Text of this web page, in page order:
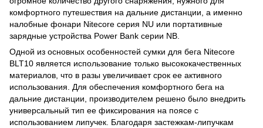
комфортного путешествия на дальние дистанции, а именно
налобные фонари Nitecore серия NU или портативные
зарядные устройства Power Bank серии NB.
Одной из основных особенностей сумки для бега Nitecore
BLT10 является использование только высококачественных
материалов, что в разы увеличивает срок ее активного
использования. Для обеспечения комфортного бега на
дальние дистанции, производителем решено было внедрить
универсальный тип ее фиксирования на поясе с
использованием липучек. Благодаря застежкам-липучкам